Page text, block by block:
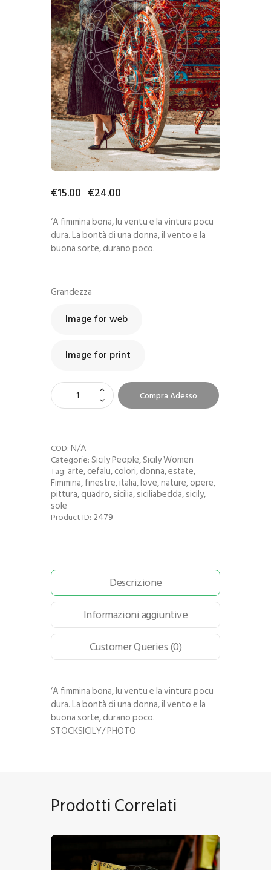
€15.00- €24.00
‘A fimmina bona, lu ventu e la vintura pocu
dura. La bontà di una donna, il vento e la
buona sorte, durano poco.
Grandezza
Image for web
Image for print
Compra Adesso
COD:N/A
Categorie: Sicily People,Sicily Women
Tag: arte,cefalu,colori,donna,estate,
Fimmina,finestre,italia,love,nature,opere,
pittura,quadro,sicilia,siciliabedda,sicily,
sole
Product ID: 2479
Descrizione
Informazioni aggiuntive
Customer Queries (0)
‘A fimmina bona, lu ventu e la vintura pocu
dura. La bontà di una donna, il vento e la
buona sorte, durano poco.
STOCKSICILY/ PHOTO
Prodotti Correlati